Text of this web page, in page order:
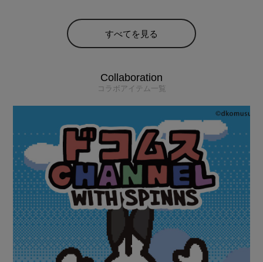
すべてを見る
Collaboration
コラボアイテム一覧